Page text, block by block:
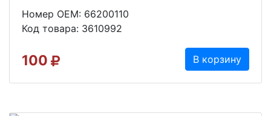
Номер OEM: 66200110
Код товара: 3610992
100 В корзину